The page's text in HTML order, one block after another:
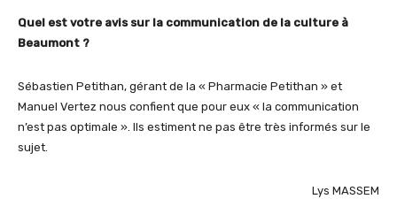
Quel est votre avis sur la communication de la culture à
Beaumont ?
Sébastien Petithan, gérant de la « Pharmacie Petithan » et
Manuel Vertez nous confient que pour eux « la communication
n’est pas optimale ». Ils estiment ne pas être très informés sur le
sujet.
Lys MASSEM